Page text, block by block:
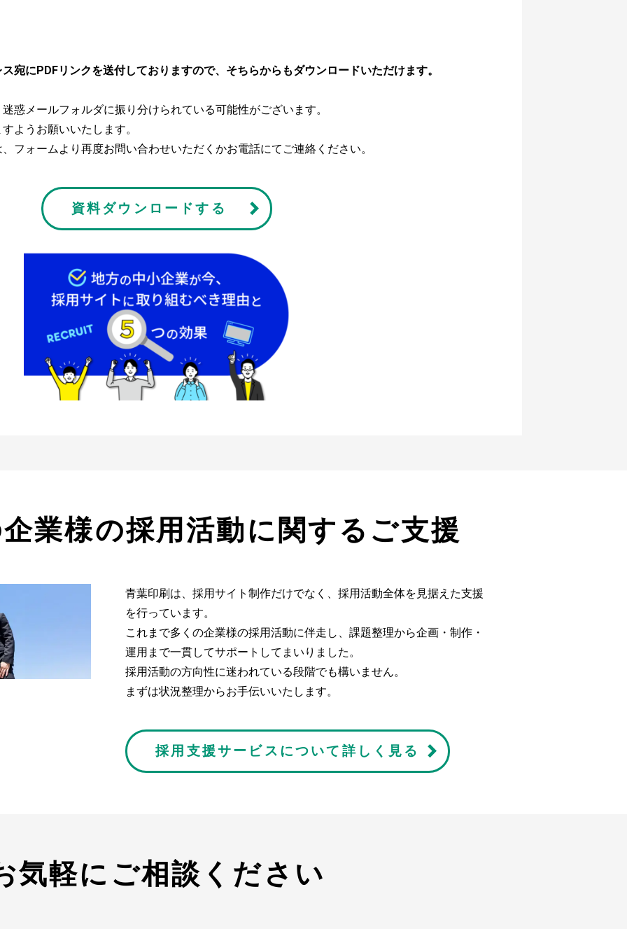
宛にPDFリンクを送付しておりますので、そちらからもダウンロードいただけます。
惑メールフォルダに振り分けられている可能性がございます。
ようお願いいたします。
フォームより再度お問い合わせいただくかお電話にてご連絡ください。
資料ダウンロードする
業様の採用活動に関するご支援
青葉印刷は、採用サイト制作だけでなく、採用活動全体を見据えた支援
を行っています。
これまで多くの企業様の採用活動に伴走し、課題整理から企画・制作・
運用まで一貫してサポートしてまいりました。
採用活動の方向性に迷われている段階でも構いません。
まずは状況整理からお手伝いいたします。
採用支援サービスについて詳しく見る
気軽にご相談ください